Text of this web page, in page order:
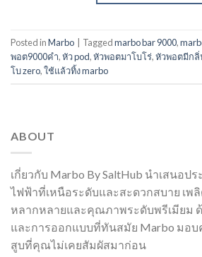
Posted inMarbo Taggedmarbo bar 9000,
พอต9000คำ,หัว pod,หัวพอตมาโบโร่,หัวพอตมีกลิ่
โบ zero,ใช้แล้วทิ้ง marbo
ABOUT
เกี่ยวกับ Marbo By SaltHub นำเสนอ
ไฟฟ้าที่เหนือระดับและสะดวกสบาย เพ
หลากหลายและคุณภาพระดับพรีเมียม
และการออกแบบที่ทันสมัย Marbo มอบ
สูบที่คุณไม่เคยสัมผัสมาก่อน